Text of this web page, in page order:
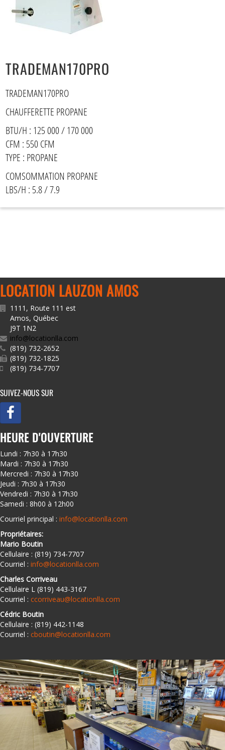
TRADEMAN170PRO
TRADEMAN170PRO
CHAUFFERETTE PROPANE
BTU/H : 125 000 / 170 000
CFM : 550 CFM
TYPE : PROPANE
COMSOMMATION PROPANE
LBS/H : 5.8 / 7.9
LOCATION LAUZON AMOS
1111, Route 111 est
Amos, Québec
J9T 1N2
info@locationlla.com
(819) 732-2652
(819) 732-1825
(819) 734-7707
SUIVEZ-NOUS SUR
HEURE D'OUVERTURE
Lundi : 7h30 à 17h30
Mardi : 7h30 à 17h30
Mercredi : 7h30 à 17h30
Jeudi : 7h30 à 17h30
Vendredi : 7h30 à 17h30
Samedi : 8h00 à 12h00
Courriel principal : info@locationlla.com
Propriétaires:
Mario Boutin
Cellulaire : (819) 734-7707
Courriel : info@locationlla.com
Charles Corriveau
Cellulaire L (819) 443-3167
Courriel : ccorriveau@locationlla.com
Cédric Boutin
Cellulaire : (819) 442-1148
Courriel : cboutin@locationlla.com